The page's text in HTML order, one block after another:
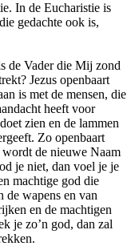
In de Eucharistie is
gedachte ook is,
de Vader die Mij zond
Jezus openbaart
is met de mensen, die
heeft voor
zien en de lammen
Zo openbaart
wordt de nieuwe Naam
je niet, dan voel je je
machtige god die
de wapens en van
en de machtigen
je zo’n god, dan zal